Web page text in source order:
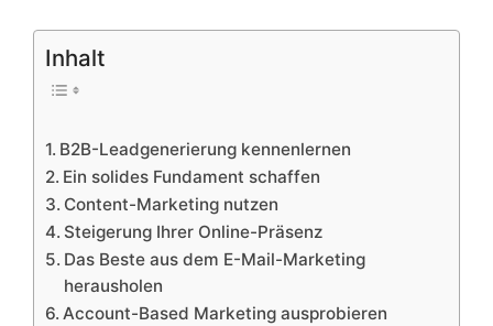
Inhalt
B2B-Leadgenerierung kennenlernen
Ein solides Fundament schaffen
Content-Marketing nutzen
Steigerung Ihrer Online-Präsenz
Das Beste aus dem E-Mail-Marketing
herausholen
Account-Based ​​Marketing ausprobieren